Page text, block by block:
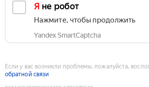
Я не робот
Нажмите, чтобы продолжить
Yandex SmartCaptcha
Если у вас возникли проблемы, пожалуйста,
обратной связи